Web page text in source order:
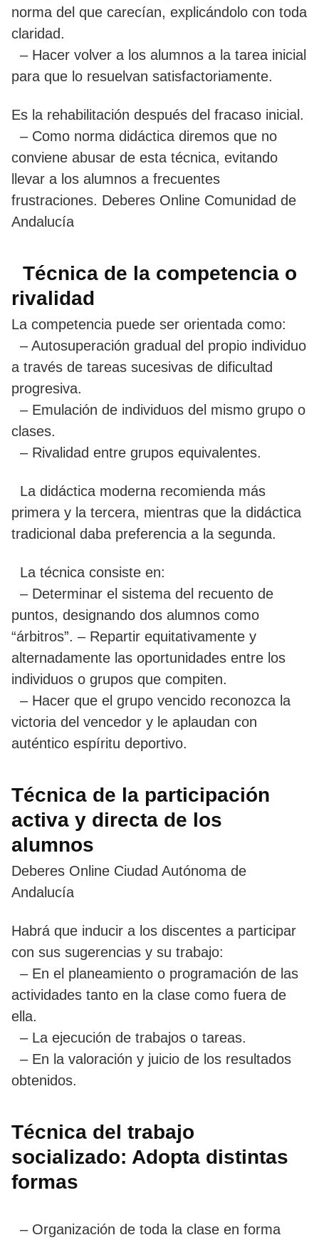
norma del que carecían, explicándolo con toda
claridad.
– Hacer volver a los alumnos a la tarea inicial
para que lo resuelvan satisfactoriamente.
Es la rehabilitación después del fracaso inicial.
– Como norma didáctica diremos que no
conviene abusar de esta técnica, evitando
llevar a los alumnos a frecuentes
frustraciones. Deberes Online Comunidad de
Andalucía
Técnica de la competencia o
rivalidad
La competencia puede ser orientada como:
– Autosuperación gradual del propio individuo
a través de tareas sucesivas de dificultad
progresiva.
– Emulación de individuos del mismo grupo o
clases.
– Rivalidad entre grupos equivalentes.
La didáctica moderna recomienda más
primera y la tercera, mientras que la didáctica
tradicional daba preferencia a la segunda.
La técnica consiste en:
– Determinar el sistema del recuento de
puntos, designando dos alumnos como
“árbitros”. – Repartir equitativamente y
alternadamente las oportunidades entre los
individuos o grupos que compiten.
– Hacer que el grupo vencido reconozca la
victoria del vencedor y le aplaudan con
auténtico espíritu deportivo.
Técnica de la participación
activa y directa de los
alumnos
Deberes Online Ciudad Autónoma de
Andalucía
Habrá que inducir a los discentes a participar
con sus sugerencias y su trabajo:
– En el planeamiento o programación de las
actividades tanto en la clase como fuera de
ella.
– La ejecución de trabajos o tareas.
– En la valoración y juicio de los resultados
obtenidos.
Técnica del trabajo
socializado: Adopta distintas
formas
– Organización de toda la clase en forma